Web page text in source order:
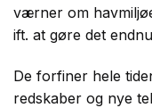
værner om
ift. at gøre det
De forfiner hele
redskaber og nye